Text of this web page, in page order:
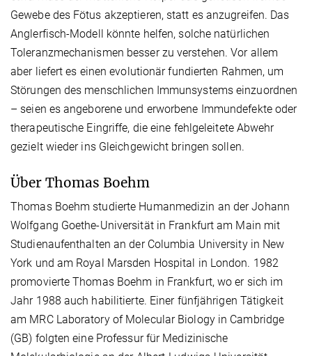
Gewebe des Fötus akzeptieren, statt es anzugreifen. Das
Anglerfisch-Modell könnte helfen, solche natürlichen
Toleranzmechanismen besser zu verstehen. Vor allem
aber liefert es einen evolutionär fundierten Rahmen, um
Störungen des menschlichen Immunsystems einzuordnen
– seien es angeborene und erworbene Immundefekte oder
therapeutische Eingriffe, die eine fehlgeleitete Abwehr
gezielt wieder ins Gleichgewicht bringen sollen.
Über Thomas Boehm
Thomas Boehm studierte Humanmedizin an der Johann
Wolfgang Goethe-Universität in Frankfurt am Main mit
Studienaufenthalten an der Columbia University in New
York und am Royal Marsden Hospital in London. 1982
promovierte Thomas Boehm in Frankfurt, wo er sich im
Jahr 1988 auch habilitierte. Einer fünfjährigen Tätigkeit
am MRC Laboratory of Molecular Biology in Cambridge
(GB) folgten eine Professur für Medizinische